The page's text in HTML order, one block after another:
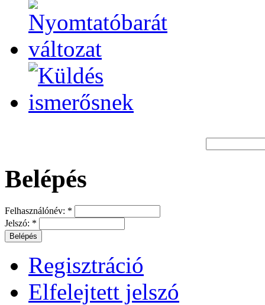
Belépés
Felhasználónév: *
Jelszó: *
Regisztráció
Elfelejtett jelszó